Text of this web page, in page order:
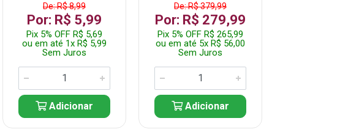
De: R$ 8,99
Por: R$ 5,99
Pix 5% OFF R$ 5,69
ou em até 1x R$ 5,99
Sem Juros
Adicionar
De: R$ 379,99
Por: R$ 279,99
Pix 5% OFF R$ 265,99
ou em até 5x R$ 56,00
Sem Juros
Adicionar